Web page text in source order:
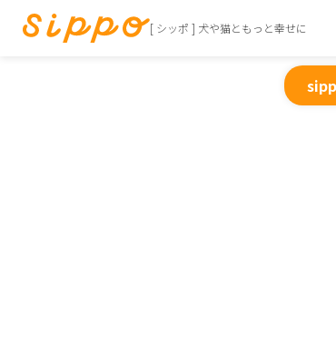
[ シッポ ] 犬や猫ともっと幸せに